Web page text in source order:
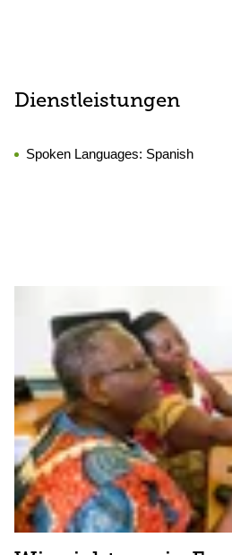
Dienstleistungen
Spoken Languages: Spanish